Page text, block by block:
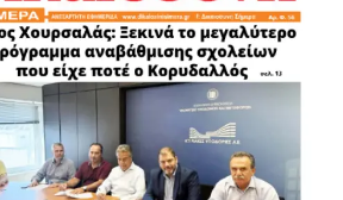
βρισκόμαστε, όμως, σήμερα εδώ για
ή ότι δεν υπάρχουν προβλήματα.